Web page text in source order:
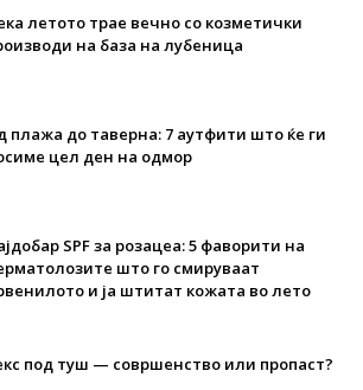
летото трае вечно со козметички
на база на лубеница
плажа до таверна: 7 аутфити што ќе ги
цел ден на одмор
SPF за розацеа: 5 фаворити на
што го смируваат
и ја штитат кожата во лето
под туш — совршенство или пропаст?